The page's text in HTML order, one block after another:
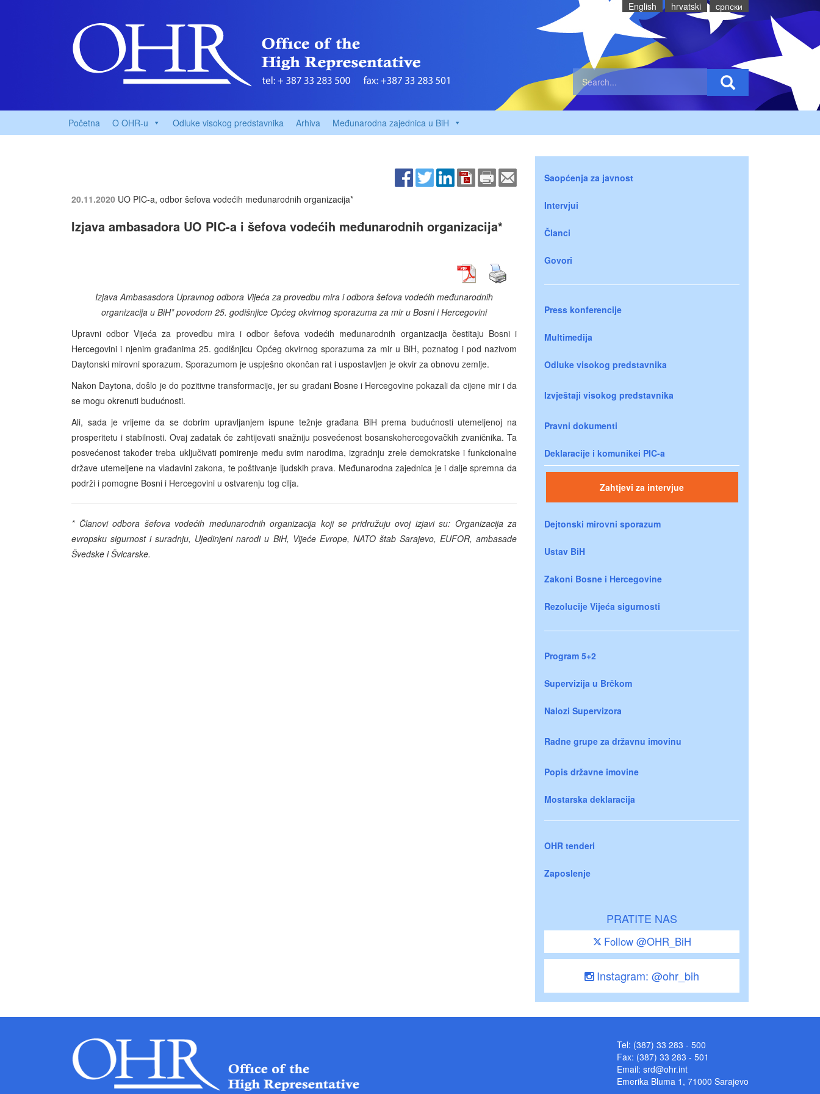
English hrvatski cрпски
Početna O OHR-u Odluke visokog predstavnika Arhiva Međunarodna zajednica u BiH
20.11.2020 UO PIC-a, odbor šefova vodećih međunarodnih organizacija*
Izjava ambasadora UO PIC-a i šefova vodećih međunarodnih organizacija*
Izjava Ambasasdora Upravnog odbora Vijeća za provedbu mira i odbora šefova vodećih međunarodnih
organizacija u BiH* povodom 25. godišnjice Općeg okvirnog sporazuma za mir u Bosni i Hercegovini
Upravni odbor Vijeća za provedbu mira i odbor šefova vodećih međunarodnih organizacija čestitaju Bosni i
Hercegovini i njenim građanima 25. godišnjicu Općeg okvirnog sporazuma za mir u BiH, poznatog i pod nazivom
Daytonski mirovni sporazum. Sporazumom je uspješno okončan rat i uspostavljen je okvir za obnovu zemlje.
Nakon Daytona, došlo je do pozitivne transformacije, jer su građani Bosne i Hercegovine pokazali da cijene mir i da
se mogu okrenuti budućnosti.
Ali, sada je vrijeme da se dobrim upravljanjem ispune težnje građana BiH prema budućnosti utemeljenoj na
prosperitetu i stabilnosti. Ovaj zadatak će zahtijevati snažniju posvećenost bosanskohercegovačkih zvaničnika. Ta
posvećenost također treba uključivati pomirenje među svim narodima, izgradnju zrele demokratske i funkcionalne
države utemeljene na vladavini zakona, te poštivanje ljudskih prava. Međunarodna zajednica je i dalje spremna da
podrži i pomogne Bosni i Hercegovini u ostvarenju tog cilja.
* Članovi odbora šefova vodećih međunarodnih organizacija koji se pridružuju ovoj izjavi su: Organizacija za
evropsku sigurnost i suradnju, Ujedinjeni narodi u BiH, Vijeće Evrope, NATO štab Sarajevo, EUFOR, ambasade
Švedske i Švicarske.
Saopćenja za javnost
Intervjui
Članci
Govori
Press konferencije
Multimedija
Odluke visokog predstavnika
Izvještaji visokog predstavnika
Pravni dokumenti
Deklaracije i komunikei PIC-a
Zahtjevi za intervjue
Dejtonski mirovni sporazum
Ustav BiH
Zakoni Bosne i Hercegovine
Rezolucije Vijeća sigurnosti
Program 5+2
Supervizija u Brčkom
Nalozi Supervizora
Radne grupe za državnu imovinu
Popis državne imovine
Mostarska deklaracija
OHR tenderi
Zaposlenje
PRATITE NAS
Follow @OHR_BiH
Instagram: @ohr_bih
Tel: (387) 33 283 - 500
Fax: (387) 33 283 - 501
Email: srd@ohr.int
Emerika Bluma 1, 71000 Sarajevo